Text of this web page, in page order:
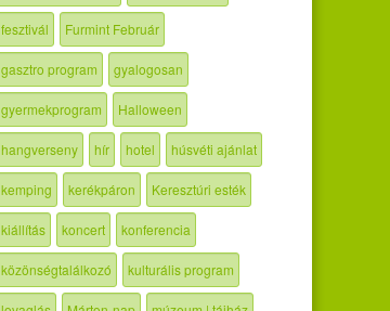
fesztivál Furmint Február
gasztro program gyalogosan
gyermekprogram Halloween
hangverseny hír hotel húsvéti ajánlat
kemping kerékpáron Keresztúri esték
kiállítás koncert konferencia
közönségtalálkozó kulturális program